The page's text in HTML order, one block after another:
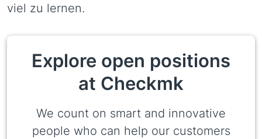
viel zu lernen.
Explore open positions
at Checkmk
We count on smart and innovative
people who can help our customers